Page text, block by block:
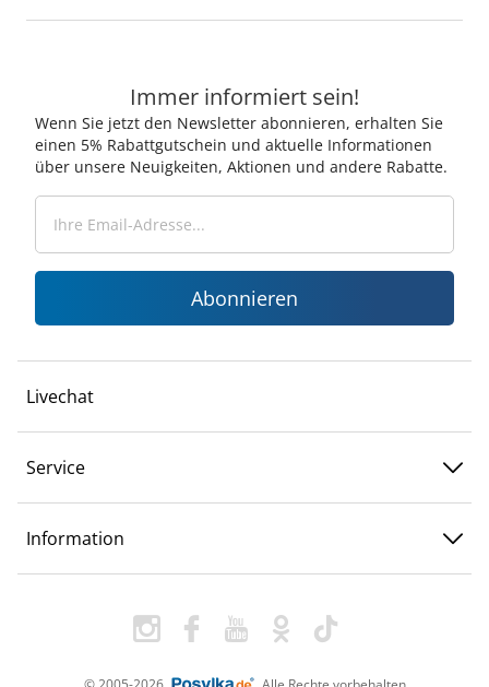
Immer informiert sein!
Wenn Sie jetzt den Newsletter abonnieren, erhalten Sie
einen 5% Rabattgutschein und aktuelle Informationen
über unsere Neuigkeiten, Aktionen und andere Rabatte.
Abonnieren
Livechat
Service
Information